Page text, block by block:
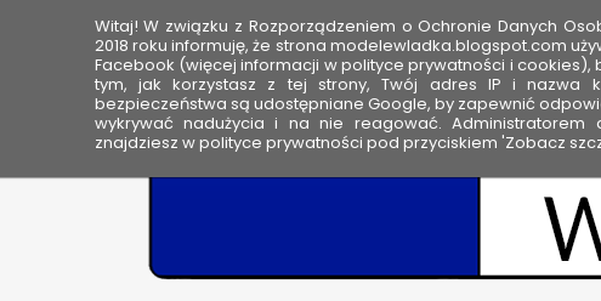
HOME
M
o
d
e
Witaj! W związku z Rozporządzeniem o Ochronie Danych
2018 roku informuję, że strona modelewladka.blogspot.com
Facebook (więcej informacji w polityce prywatności i cookies),
tym, jak korzystasz z tej strony, Twój adres IP i nazwa
bezpieczeństwa są udostępniane Google, by zapewnić
wykrywać nadużycia i na nie reagować. Administratorem
znajdziesz w polityce prywatności pod przyciskiem 'Zobacz